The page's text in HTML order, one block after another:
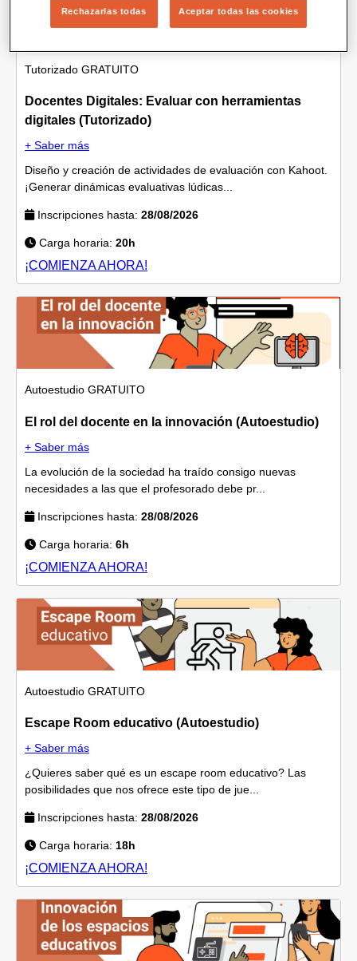
Tutorizado GRATUITO
Docentes Digitales: Evaluar con herramientas
digitales (Tutorizado)
+ Saber más
Diseño y creación de actividades de evaluación con Kahoot.
¡Generar dinámicas evaluativas lúdicas...
Inscripciones hasta: 28/08/2026
Carga horaria: 20h
¡COMIENZA AHORA!
Autoestudio GRATUITO
El rol del docente en la innovación (Autoestudio)
+ Saber más
La evolución de la sociedad ha traído consigo nuevas
necesidades a las que el profesorado debe pr...
Inscripciones hasta: 28/08/2026
Carga horaria: 6h
¡COMIENZA AHORA!
Autoestudio GRATUITO
Escape Room educativo (Autoestudio)
+ Saber más
¿Quieres saber qué es un escape room educativo? Las
posibilidades que nos ofrece este tipo de jue...
Inscripciones hasta: 28/08/2026
Carga horaria: 18h
¡COMIENZA AHORA!
Rechazarlas todas Aceptar todas las cookies